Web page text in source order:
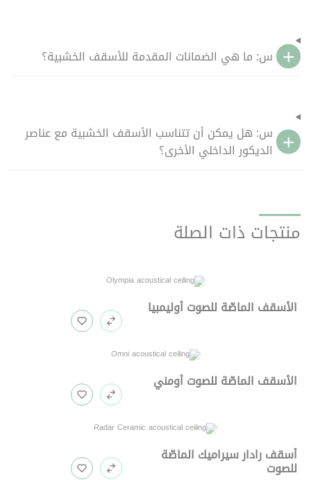
س: ما هي الضمانات المقدمة للأسقف الخشبية؟
س: هل يمكن أن تتناسب الأسقف الخشبية مع عناصر
الديكور الداخلي الأخرى؟
منتجات ذات الصلة
الأسقف الماصّة للصوت أوليمبيا
الأسقف الماصّة للصوت أومني
أسقف رادار سيراميك الماصّة
للصوت